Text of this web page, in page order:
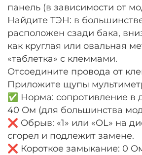
панель (в зависимости от
Найдите ТЭН: в
расположен сзади бака,
как круглая или овальная
«таблетка» с клеммами.
Отсоедините провода от
Приложите щупы
✅ Норма: сопротивление в
40 Ом (для большинства
❌ Обрыв: «1» или «OL» на
сгорел и подлежит замене.
❌ Короткое замыкание: 0